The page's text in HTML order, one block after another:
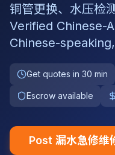
铜管更换、水压检
Verified Chinese-
Chinese-
Get quotes in 30 min
Escrow available
Post 漏水急修